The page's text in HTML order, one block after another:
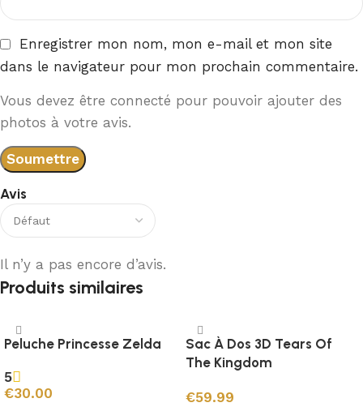
Avis
Il n’y a pas encore d’avis.
Enregistrer mon nom, mon e-mail et mon site
dans le navigateur pour mon prochain commentaire.
Vous devez être connecté pour pouvoir ajouter des
photos à votre avis.
Produits similaires
Peluche Princesse Zelda
5
€30.00
Sac À Dos 3D Tears Of
The Kingdom
€59.99